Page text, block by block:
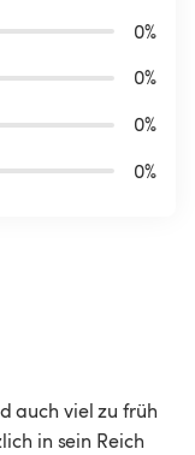
0%
0%
0%
0%
auch viel zu früh
in sein Reich